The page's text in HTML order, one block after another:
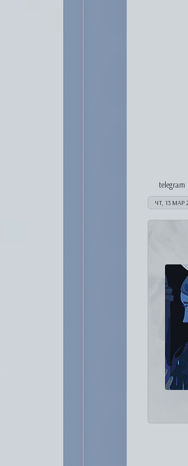
telegram
ЧТ, 13 МАР